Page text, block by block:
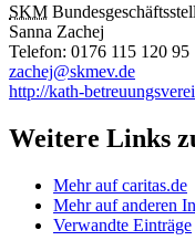
SKM
Sanna Zachej
Telefon: 0176 115 120 95
zachej@skmev.de
http://kath-
Weitere Links
Mehr auf caritas.de
Mehr auf anderen
Verwandte Einträge